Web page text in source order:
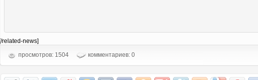
[/related-news]
просмотров: 1504
комментариев: 0